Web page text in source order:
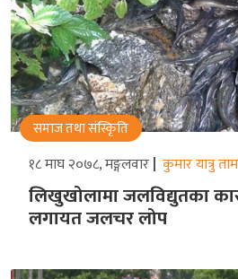
समाज तथा संस्किृति
१८ माघ २०७८, मङ्गलवार कुमार यात्रु
लिखुखोलामा जलविद्युतका
लगायत जलचर लोप